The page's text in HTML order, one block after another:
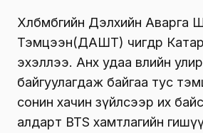
Хөлбөмбөгийн Дэлхийн Аварга
Тэмцээн(ДАШТ) өчигдөр
эхэллээ. Анх удаа өвлийн
байгуулагдаж байгаа тус
сонин хачин зүйлсээр их
алдарт BTS хамтлагийн